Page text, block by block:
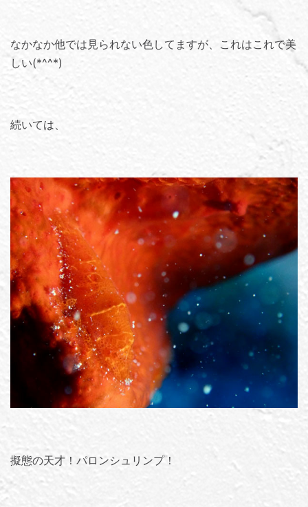
なかなか他では見られない色してますが、これはこれで美
しい(*^^*)
続いては、
擬態の天才！パロンシュリンプ！